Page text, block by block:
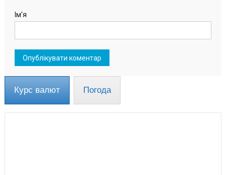
Ім'я
Курс валют Погода